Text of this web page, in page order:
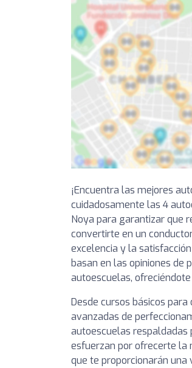
¡Encuentra las mejores
cuidadosamente las 4
Noya para garantizar que
convertirte en un
excelencia y la
basan en las opiniones de
autoescuelas,
Desde cursos básicos
avanzadas de
autoescuelas respaldadas
esfuerzan por ofrecerte la
que te proporcionarán